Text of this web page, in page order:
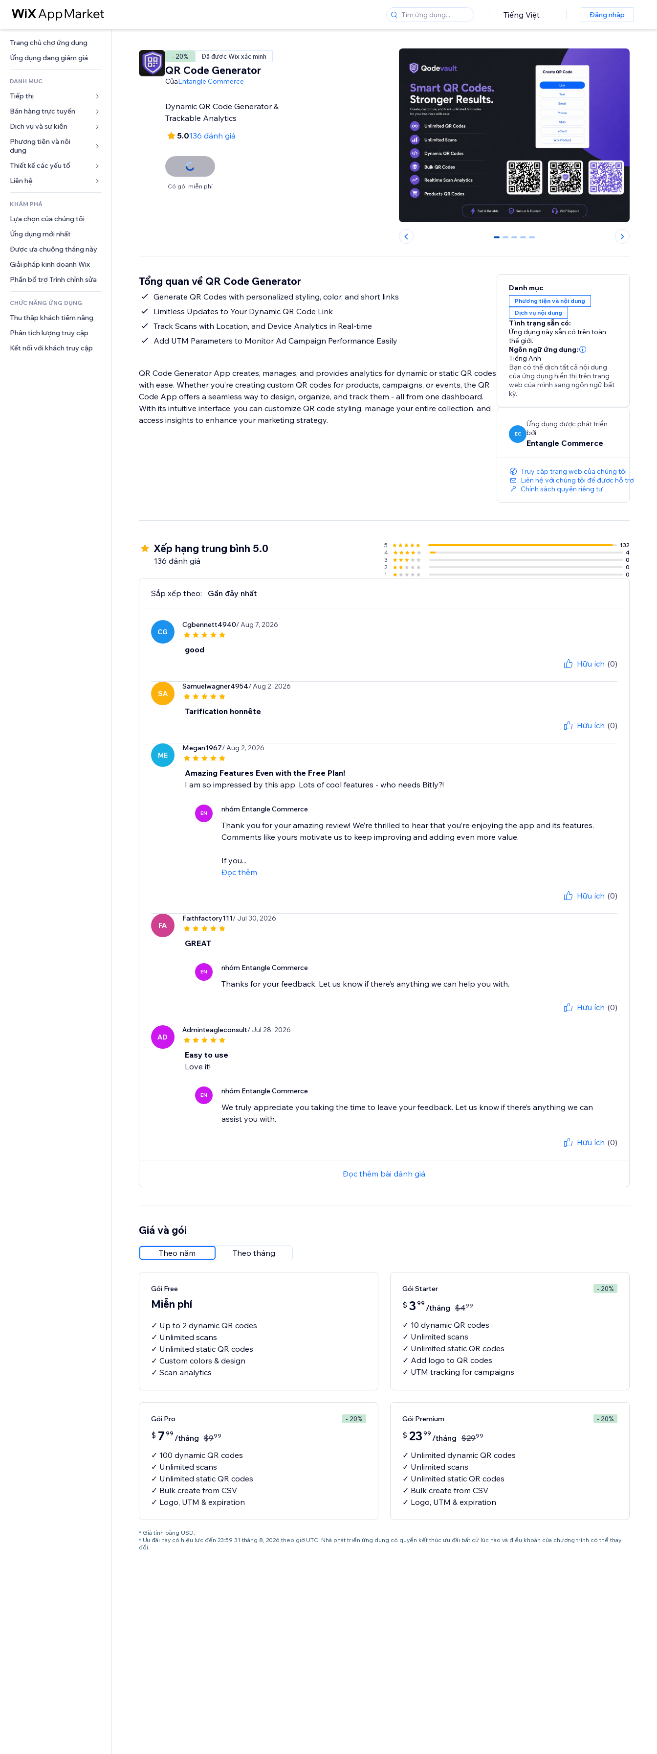
Tiếng Việt Đăng nhập
Trang chủ chợ ứng dụng
Ứng dụng đang giảm giá
DANH MỤC
Tiếp thị
Quảng cáo
Di động
Phân tích
Xã hội
SEO
Tương tác
Niêm yết trang web
Email
Hội thoại
Bán hàng trực tuyến
Ứng dụng cho Cửa hàng
Vận chuyển và Giao hàng
Nút bán hàng
Khóa học trực tuyến
In theo yêu cầu
Kế toán
Phiếu giảm giá và khách hàng
trung thành
Giải pháp kho bãi
chuyển
Định giá và gói đăng ký
Gọi vốn cộng đồng
Đồ ăn và thức uống
Dịch vụ và sự kiện
Khách sạn
Sự kiện
Nhà hàng
Bất động sản
Phương tiện và nội
dung
Bộ sưu tập ảnh
Âm nhạc
Tệp phát thanh
Nhiếp ảnh
Video
PDF
Chia sẻ tệp
Tin tức
Dịch vụ nội dung
Thiết kế các yếu tố
Bản đồ và dẫn đường
Quyền riêng tư và bảo mật
Đồng hồ
Mẫu trang
Hiệu ứng hình ảnh
Nút và menu
Biểu ngữ và Huy hiệu
Máy tính
Tìm kiếm
Thời tiết
Bảng biểu
Mẫu
Thăm dò ý kiến
Trò chuyện
Bình luận
Điện thoại
Cộng đồng
Đánh giá và chứng thực
Quản lý quan hệ khách hàng
KHÁM PHÁ
Lựa chọn của chúng tôi
Ứng dụng mới nhất
Được ưa chuộng tháng này
Giải pháp kinh doanh Wix
Phần bổ trợ Trình chỉnh sửa
CHỨC NĂNG ỨNG DỤNG
Thu thập khách tiềm năng
Phân tích lượng truy cập
Kết nối với khách truy cập
- 20% Đã được Wix xác minh
QR Code Generator
CủaEntangle Commerce
Dynamic QR Code Generator &
Trackable Analytics
5.0136 đánh giá
Có gói miễn phí
0 1 2 3 4
Tổng quan về QR Code Generator
Generate QR Codes with personalized styling, color, and short links
Limitless Updates to Your Dynamic QR Code Link
Track Scans with Location, and Device Analytics in Real-time
Add UTM Parameters to Monitor Ad Campaign Performance Easily
QR Code Generator App creates, manages, and provides analytics for dynamic or static QR codes
with ease. Whether you’re creating custom QR codes for products, campaigns, or events, the QR
Code App offers a seamless way to design, organize, and track them - all from one dashboard.
With its intuitive interface, you can customize QR code styling, manage your entire collection, and
access insights to enhance your marketing strategy.
Danh mục
Phương tiện và nội dung
Dịch vụ nội dung
Tình trạng sẵn có:
Ứng dụng này sẵn có trên toàn
thế giới.
Ngôn ngữ ứng dụng:
Tiếng Anh
Bạn có thể dịch tất cả nội dung
của ứng dụng hiển thị trên trang
web của mình sang ngôn ngữ bất
kỳ.
EC
Ứng dụng được phát triển
bởi
Entangle Commerce
Truy cập trang web của chúng tôi
Liên hệ với chúng tôi để được hỗ trợ
Chính sách quyền riêng tư
Xếp hạng trung bình 5.0
136 đánh giá
5
132
4
4
3
0
2
0
1
0
Sắp xếp theo: Gần đây nhất
CG
Cgbennett4940/ Aug 7, 2026
good
Hữu ích (0)
SA
Samuelwagner4954/ Aug 2, 2026
Tarification honnête
Hữu ích (0)
ME
Megan1967/ Aug 2, 2026
Amazing Features Even with the Free Plan!
I am so impressed by this app. Lots of cool features - who needs Bitly?!
EN nhóm Entangle Commerce
Thank you for your amazing review! We’re thrilled to hear that you’re enjoying the app and its features.
Comments like yours motivate us to keep improving and adding even more value.
If you...
Đọc thêm
Hữu ích (0)
FA
Faithfactory111/ Jul 30, 2026
GREAT
EN nhóm Entangle Commerce
Hữu ích (0)
AD
Adminteagleconsult/ Jul 28, 2026
Easy to use
Love it!
EN nhóm Entangle Commerce
We truly appreciate you taking the time to leave your feedback. Let us know if there’s anything we can
Hữu ích (0)
Đọc thêm bài đánh giá
Giá và gói
Theo năm Theo tháng
Gói Free
Miễn phí
✓ Up to 2 dynamic QR codes
✓ Unlimited scans
✓ Unlimited static QR codes
✓ Custom colors & design
✓ Scan analytics
Gói Starter - 20%
$ 3 99 /tháng $499
✓ 10 dynamic QR codes
✓ Unlimited scans
✓ Unlimited static QR codes
✓ Add logo to QR codes
Gói Pro - 20%
$ 7 99 /tháng $999
✓ 100 dynamic QR codes
✓ Unlimited scans
✓ Unlimited static QR codes
✓ Bulk create from CSV
✓ Logo, UTM & expiration
Gói Premium - 20%
$ 23 99 /tháng $2999
✓ Unlimited dynamic QR codes
✓ Unlimited scans
✓ Unlimited static QR codes
✓ Bulk create from CSV
✓ Logo, UTM & expiration
* Giá tính bằng USD.
* Ưu đãi này có hiệu lực đến 23:59 31 tháng 8, 2026 theo giờ UTC. Nhà phát triển ứng dụng có quyền kết thúc ưu đãi bất cứ lúc nào và điều khoản của chương trình có thể thay
đổi.